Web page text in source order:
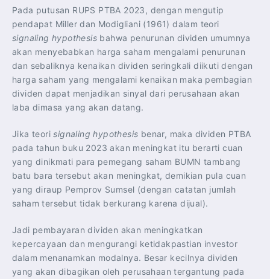
Pada putusan RUPS PTBA 2023, dengan mengutip
pendapat Miller dan Modigliani (1961) dalam teori
signaling hypothesis bahwa penurunan dividen umumnya
akan menyebabkan harga saham mengalami penurunan
dan sebaliknya kenaikan dividen seringkali diikuti dengan
harga saham yang mengalami kenaikan maka pembagian
dividen dapat menjadikan sinyal dari perusahaan akan
laba dimasa yang akan datang.
Jika teorisignaling hypothesis benar, maka dividen PTBA
pada tahun buku 2023 akan meningkat itu berarti cuan
yang dinikmati para pemegang saham BUMN tambang
batu bara tersebut akan meningkat, demikian pula cuan
yang diraup Pemprov Sumsel (dengan catatan jumlah
saham tersebut tidak berkurang karena dijual).
Jadi pembayaran dividen akan meningkatkan
kepercayaan dan mengurangi ketidakpastian investor
dalam menanamkan modalnya. Besar kecilnya dividen
yang akan dibagikan oleh perusahaan tergantung pada